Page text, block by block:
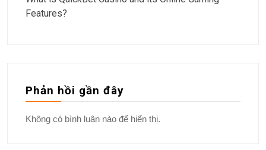
Features?
Phản hồi gần đây
Không có bình luận nào để hiển thị.